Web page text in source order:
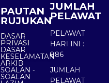
PAUTAN
RUJUKAN
DASAR
PRIVASI
DASAR
KESELAMATAN
ARKIB
SOALAN -
SOALAN
JUMLAH
PELAWAT
PELAWAT
HARI INI :
886
JUMLAH
PELAWAT